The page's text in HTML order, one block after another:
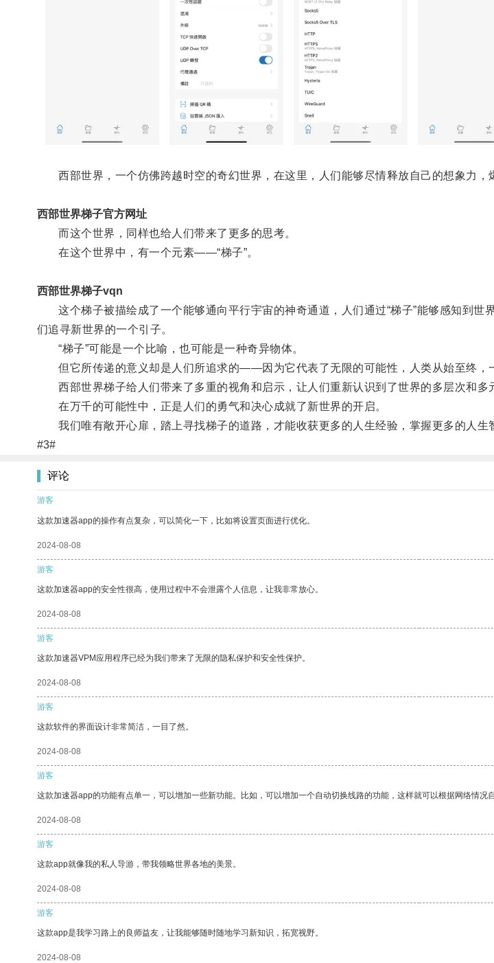
西部世界，一个仿佛跨越时空的奇幻世界，在这里，人们能够尽情释放自己的想象力，
西部世界梯子官方网址
而这个世界，同样也给人们带来了更多的思考。
在这个世界中，有一个元素——“梯子”。
西部世界梯子vqn
这个梯子被描绘成了一个能够通向平行宇宙的神奇通道，人们通过“梯子”能够感知到世
们追寻新世界的一个引子。
“梯子”可能是一个比喻，也可能是一种奇异物体。
但它所传递的意义却是人们所追求的——因为它代表了无限的可能性，人类从始至终，
西部世界梯子给人们带来了多重的视角和启示，让人们重新认识到了世界的多层次和多
在万千的可能性中，正是人们的勇气和决心成就了新世界的开启。
我们唯有敞开心扉，踏上寻找梯子的道路，才能收获更多的人生经验，掌握更多的人生
#3#
评论
游客
这款加速器app的操作有点复杂，可以简化一下，比如将设置页面进行优化。
2024-08-08
游客
这款加速器app的安全性很高，使用过程中不会泄露个人信息，让我非常放心。
2024-08-08
游客
这款加速器VPM应用程序已经为我们带来了无限的隐私保护和安全性保护。
2024-08-08
游客
这款软件的界面设计非常简洁，一目了然。
2024-08-08
游客
这款加速器app的功能有点单一，可以增加一些新功能。比如，可以增加一个自动切换线路的功能，这样就可以根据网络情况
2024-08-08
游客
这款app就像我的私人导游，带我领略世界各地的美景。
2024-08-08
游客
这款app是我学习路上的良师益友，让我能够随时随地学习新知识，拓宽视野。
2024-08-08